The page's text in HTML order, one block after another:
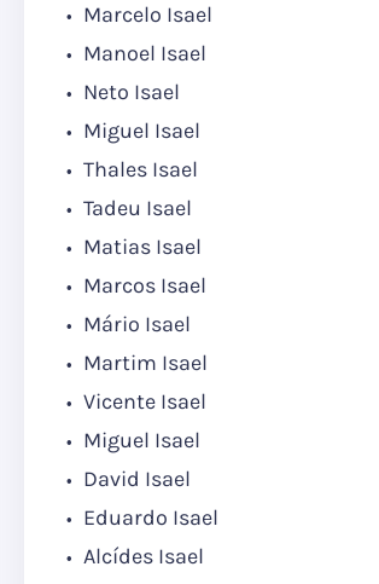
Marcelo Isael
Manoel Isael
Neto Isael
Miguel Isael
Thales Isael
Tadeu Isael
Matias Isael
Marcos Isael
Mário Isael
Martim Isael
Vicente Isael
Miguel Isael
David Isael
Eduardo Isael
Alcídes Isael